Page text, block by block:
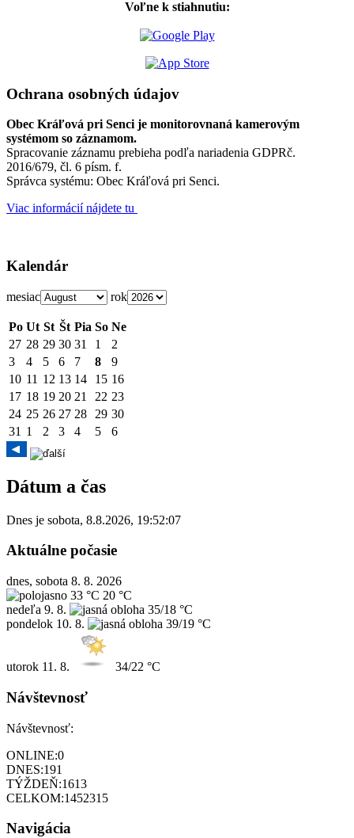
Voľne k stiahnutiu:
Ochrana osobných údajov
Obec Kráľová pri Senci je monitorovnaná kamerovým
systémom so záznamom.
Spracovanie záznamu prebieha podľa nariadenia GDPRč.
2016/679, čl. 6 písm. f.
Správca systému: Obec Kráľová pri Senci.
Viac informácií nájdete tu
Kalendár
mesiac rok
Po Ut St Št Pia So Ne
27 28 29 30 31 1
2
3
4 5 6 7 8
9
10 11 12 13 14 15 16
17 18 19 20 21 22 23
24 25 26 27 28 29 30
31 1 2 3 4 5 6
Dátum a čas
Dnes je sobota, 8.8.2026, 19:52:07
Aktuálne počasie
dnes, sobota 8. 8. 2026
33 °C 20 °C
nedeľa 9. 8.
35/18 °C
pondelok 10. 8. 39/19 °C
utorok 11. 8. 34/22 °C
Návštevnosť
Návštevnosť:
ONLINE:0
DNES:191
TÝŽDEŇ:1613
CELKOM:1452315
Navigácia